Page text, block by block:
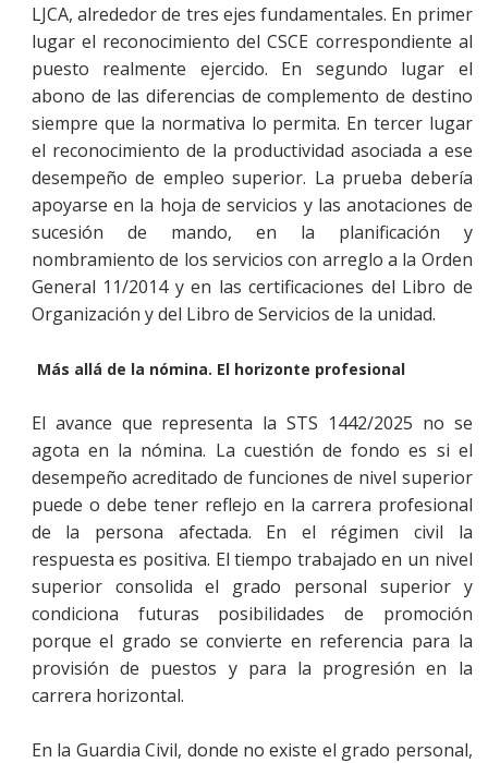
LJCA, alrededor de tres ejes fundamentales. En primer
lugar el reconocimiento del CSCE correspondiente al
puesto realmente ejercido. En segundo lugar el
abono de las diferencias de complemento de destino
siempre que la normativa lo permita. En tercer lugar
el reconocimiento de la productividad asociada a ese
desempeño de empleo superior. La prueba debería
apoyarse en la hoja de servicios y las anotaciones de
sucesión de mando, en la planificación y
nombramiento de los servicios con arreglo a la Orden
General 11/2014 y en las certificaciones del Libro de
Organización y del Libro de Servicios de la unidad.
Más allá de la nómina. El horizonte profesional
El avance que representa la STS 1442/2025 no se
agota en la nómina. La cuestión de fondo es si el
desempeño acreditado de funciones de nivel superior
puede o debe tener reflejo en la carrera profesional
de la persona afectada. En el régimen civil la
respuesta es positiva. El tiempo trabajado en un nivel
superior consolida el grado personal superior y
condiciona futuras posibilidades de promoción
porque el grado se convierte en referencia para la
provisión de puestos y para la progresión en la
carrera horizontal.
En la Guardia Civil, donde no existe el grado personal,